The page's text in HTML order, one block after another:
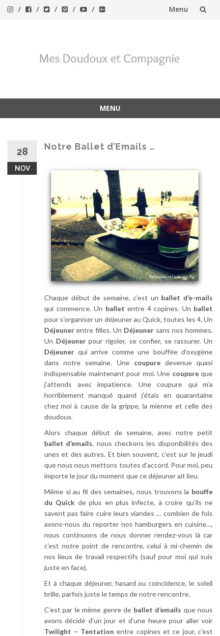
Menu
MENU
28
NOV
Notre Ballet d’Emails …
Chaque début de semaine, c’est un ballet d’e-mails
qui commence. Un ballet entre 4 copines. Un ballet
pour s’organiser un déjeuner au Quick, toutes les 4. Un
Déjeuner entre filles. Un Déjeuner sans nos hommes.
Un Déjeunerpour rigoler, se confier, se rassurer. Un
Déjeuner qui arrive comme une bouffée d’oxygène
dans notre semaine. Une coupuredevenue quasi
indispensable maintenant pour moi. Une coupureque
j’attends avec impatience. Une coupure qui m’a
horriblement manqué quand j’étais en quarantaine
chez moi à cause de la grippe, la mienne et celle des
doudoux.
Alors chaque début de semaine, avec notre petit
ballet d’emails, nous checkons les disponibilités des
unes et des autres. Et bien souvent, c’est sur le jeudi
que nous nous mettons toutes d’accord. Pour moi, peu
importe le jour du moment que ce déjeuner ait lieu.
Même si au fil des semaines, nous trouvons la bouffe
du Quick de plus en plus infecte, à croire qu’ils ne
savent pas faire cuire leurs viandes … combien de fois
avons-nous du reporter nos hamburgers en cuisine…,
nous continuons de nous donner rendez-vous là car
c’est notre point de rencontre, celui à mi-chemin de
nos lieux de travail respectifs (sauf pour moi qui suis
juste en face).
Et à chaque déjeuner, hasard ou coïncidence, le soleil
brille, parfois juste le temps de notre rencontre.
C’est par le même genre de ballet d’emails que nous
avons décidé d’un jour et d’une heure pour aller voir
Twilight – Tentation entre copines et ce jour, c’est